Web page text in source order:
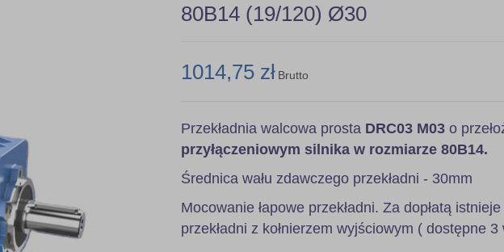
80B14 (19/120) Ø30
1014,75 zł Brutto
Przekładnia walcowa prosta DRC03 M03 o
przyłączeniowym silnika w rozmiarze 80B14.
Średnica wału zdawczego przekładni - 30mm
Mocowanie łapowe przekładni. Za dopłatą
przekładni z kołnierzem wyjściowym ( dostępne 3